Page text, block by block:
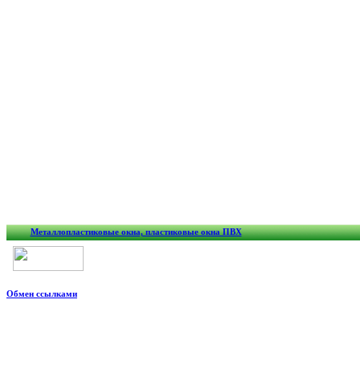
Металлопластиковые окна, пластиковые окна ПВХ
Обмен ссылками